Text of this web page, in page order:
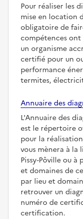
Pour réaliser les
mise en location
obligatoire de
compétences
un organisme
certifié pour un
performance
termites,
Annuaire des
L'Annuaire des
est le répertoire
pour la
vous mènera à la
Pissy-Pôville ou
et domaines de
par lieu et
retrouver un
numéro de
certification.